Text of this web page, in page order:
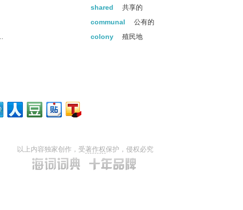
shared
共享的
communal
公有的
colony
殖民地
composite
合成的
social 社会的
以上内容独家创作，受著作权保护，侵权必究